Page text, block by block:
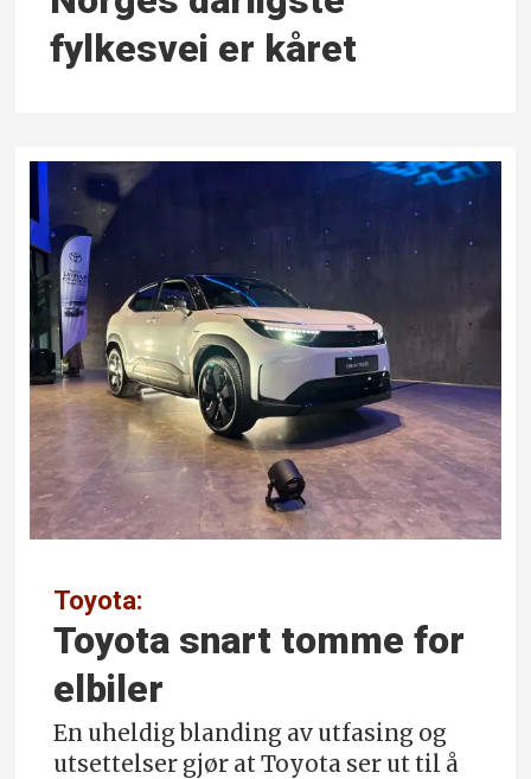
fylkesvei er kåret
Toyota:
Toyota snart tomme for
elbiler
En uheldig blanding av utfasing og
utsettelser gjør at Toyota ser ut til å